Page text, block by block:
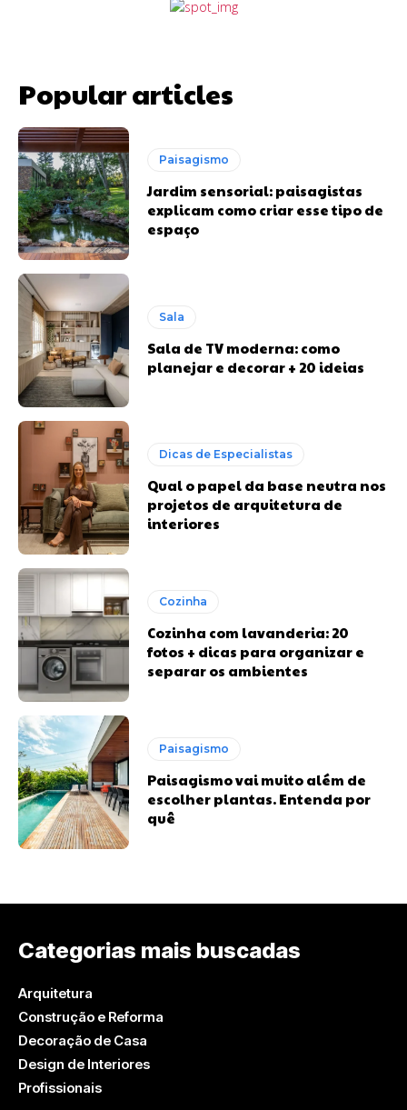
Popular articles
Paisagismo
Jardim sensorial: paisagistas
explicam como criar esse tipo de
espaço
Sala
Sala de TV moderna: como
planejar e decorar + 20 ideias
Dicas de Especialistas
Qual o papel da base neutra nos
projetos de arquitetura de
interiores
Cozinha
Cozinha com lavanderia: 20
fotos + dicas para organizar e
separar os ambientes
Paisagismo
Paisagismo vai muito além de
escolher plantas. Entenda por
quê
Categorias mais buscadas
Arquitetura
Construção e Reforma
Decoração de Casa
Design de Interiores
Profissionais